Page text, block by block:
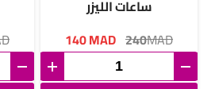
ساعات الليزر
140MAD 240MAD